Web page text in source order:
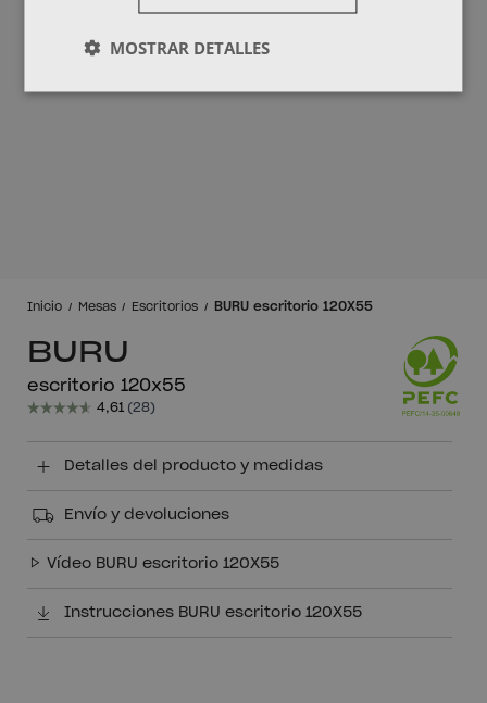
Inicio Mesas Escritorios BURU escritorio 120X55
BURU
escritorio 120x55
Detalles del producto y medidas
Envío y devoluciones
Vídeo BURU escritorio 120X55
Instrucciones BURU escritorio 120X55
MOSTRAR DETALLES